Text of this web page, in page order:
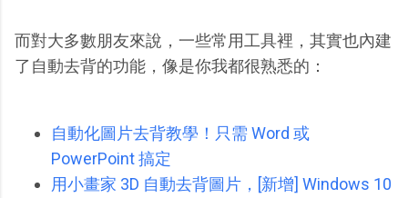
而對大多數朋友來說，一些常用工具裡，其實也內建
了自動去背的功能，像是你我都很熟悉的：
自動化圖片去背教學！只需 Word 或
PowerPoint 搞定
用小畫家 3D 自動去背圖片，[新增] Windows 10